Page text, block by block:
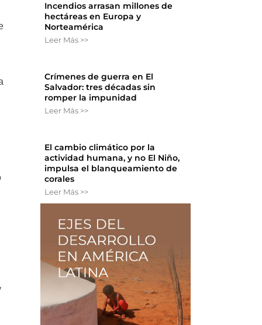
Incendios arrasan millones de
hectáreas en Europa y
Norteamérica
Leer Más >>
Crímenes de guerra en El
Salvador: tres décadas sin
romper la impunidad
Leer Más >>
El cambio climático por la
actividad humana, y no El Niño,
impulsa el blanqueamiento de
corales
Leer Más >>